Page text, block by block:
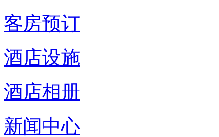
客房预订
酒店设施
酒店相册
新闻中心